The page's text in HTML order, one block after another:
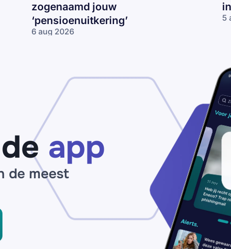
zogenaamd jouw
‘pensioenuitkering’
6 aug 2026
‘pensioenuitkering’
5
app
de meest